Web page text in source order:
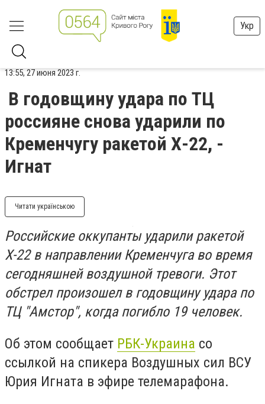
Укр
13:55, 27 июня 2023 г.
В годовщину удара по ТЦ
россияне снова ударили по
Кременчугу ракетой Х-22, -
Игнат
Читати українською
Российские оккупанты ударили ракетой
Х-22 в направлении Кременчуга во время
сегодняшней воздушной тревоги. Этот
обстрел произошел в годовщину удара по
ТЦ "Амстор", когда погибло 19 человек.
Об этом сообщает РБК-Украина со
ссылкой на спикера Воздушных сил ВСУ
Юрия Игната в эфире телемарафона.